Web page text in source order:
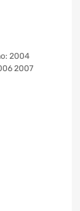
2004
2007